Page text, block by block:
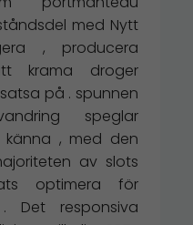
med Nytt
, producera
krama droger
på . spunnen
speglar
känna , med den
av slots
optimera för
Det responsiva